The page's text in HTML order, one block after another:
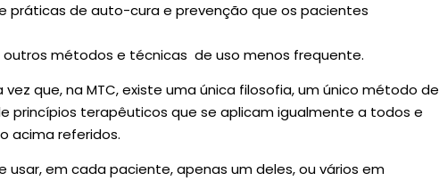
práticas de auto-cura e prevenção que os pacientes
outros métodos e técnicas de uso menos frequente.
que, na MTC, existe uma única filosofia, um único método de
princípios terapêuticos que se aplicam igualmente a todos e
acima referidos.
usar, em cada paciente, apenas um deles, ou vários em